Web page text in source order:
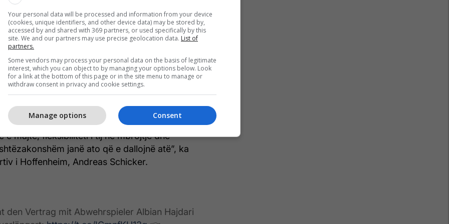
e parakohshme të kontratës së një lojtari kyç,
ambiciet e saj dhe rrugën që ka zgjedhur.
me ne menjëherë pas fillimit të sezonit verën e
zhvillua në një lojtar kyç dhe një pjesë integrale
dita e parë, ai e përqafoi plotësisht rrugën
e tij kanë kontribuar ndjeshëm në
ai ende zotëron potencial të madh për zhvillim.
e majtë, fleksibiliteti i tij në mbrojtje dhe
janë ato që e dallojnë atë”, ka
i Hoffenheim, Andreas Schicker.
den Vertrag mit Abwehrspieler Albian Hajdari
Your personal data will be processed and information from your device
(cookies, unique identifiers, and other device data) may be stored by,
accessed by and shared with 369 partners, or used specifically by this
site. We and our partners may use precise geolocation data. List of
partners.
Some vendors may process your personal data on the basis of legitimate
interest, which you can object to by managing your options below. Look
for a link at the bottom of this page or in the site menu to manage or
withdraw consent in privacy and cookie settings.
Consent
Manage options